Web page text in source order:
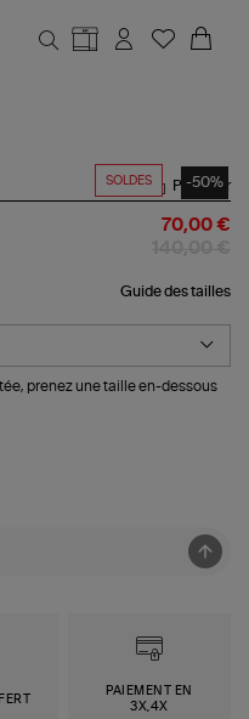
SOLDES -50%
Partager
70,00 €
Guide des tailles
prenez une taille en-dessous
PAIEMENT EN
3X,4X